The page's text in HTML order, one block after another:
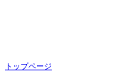
トップページ